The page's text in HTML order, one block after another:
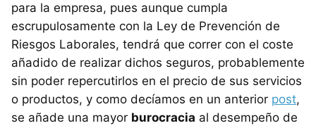
para la empresa, pues aunque cumpla
escrupulosamente con la Ley de Prevención de
Riesgos Laborales, tendrá que correr con el coste
añadido de realizar dichos seguros, probablemente
sin poder repercutirlos en el precio de sus servicios
o productos, y como decíamos en un anterior post,
se añade una mayor burocracia al desempeño de